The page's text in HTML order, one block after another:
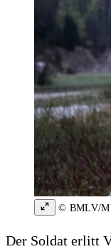
© BMLV/
Der Soldat erlitt